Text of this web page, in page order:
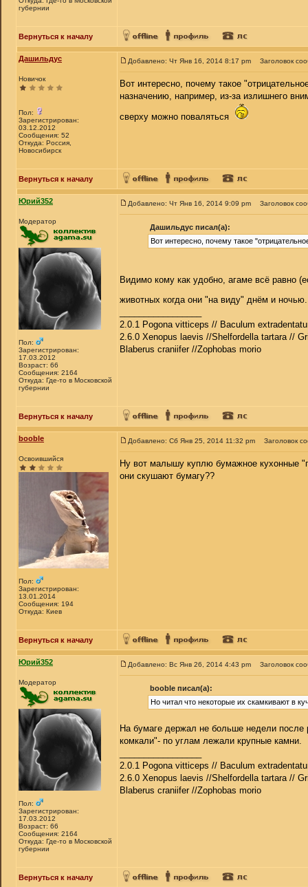
губернии
Вернуться к началу
Дашильдус
Новичок
Пол:
Зарегистрирован:
03.12.2012
Сообщения: 52
Откуда: Россия,
Новосибирск
Добавлено: Чт Янв 16, 2014 8:17 pm Заголовок
Вот интересно, почему такое
назначению, например, из-за излишнего
сверху можно поваляться
Вернуться к началу
Юрий352
Модератор
Пол:
Зарегистрирован:
17.03.2012
Возраст: 66
Сообщения: 2164
Откуда: Где-то в Московской
губернии
Добавлено: Чт Янв 16, 2014 9:09 pm Заголовок
Дашильдус писал(а):
Вот интересно, почему такое
Видимо кому как удобно, агаме всё равно
животных когда они "на виду" днём и
2.0.1 Pogona vitticeps // Baculum
2.6.0 Xenopus laevis //Shelfordella tartara //
Blaberus craniifer //Zophobas morio
Вернуться к началу
booble
Освоившийся
Пол:
Зарегистрирован:
13.01.2014
Сообщения: 194
Откуда: Киев
Добавлено: Сб Янв 25, 2014 11:32 pm Заголовок
Ну вот малышу куплю бумажное кухонные
они скушают бумагу??
Вернуться к началу
Юрий352
Модератор
Пол:
Зарегистрирован:
17.03.2012
Возраст: 66
Сообщения: 2164
Откуда: Где-то в Московской
губернии
Добавлено: Вс Янв 26, 2014 4:43 pm Заголовок
booble писал(а):
Но читал что некоторые их скамкивают в
На бумаге держал не больше недели
комкали"- по углам лежали крупные камни.
2.0.1 Pogona vitticeps // Baculum
2.6.0 Xenopus laevis //Shelfordella tartara //
Blaberus craniifer //Zophobas morio
Вернуться к началу